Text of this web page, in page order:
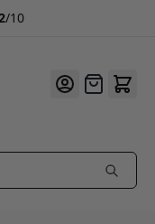
/10
Offerte